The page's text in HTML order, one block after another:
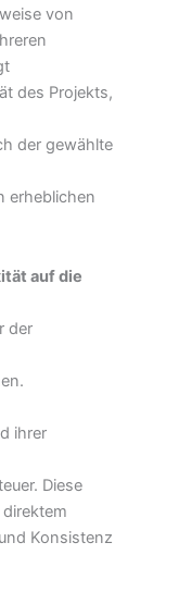
von
des Projekts,
der gewählte
erheblichen
auf die
der
ihrer
Diese
Konsistenz